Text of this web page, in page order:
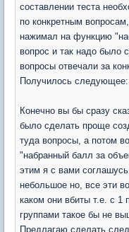
составлении теста
по конкретным
нажимал на функцию
вопрос и так надо было
вопросы отвечали за
Получилось следующее:
Конечно вы бы сразу
было сделать проще
туда вопросы, а потом
"набранный балл за
этим я с вами
небольшое но, все эти
каком они вбиты т.е. с 1
группами такое бы не
Предлагаю сделать